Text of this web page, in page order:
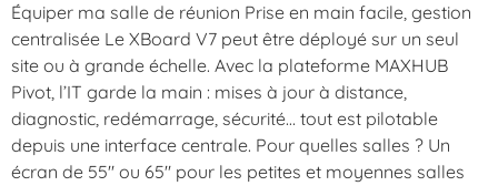
Équiper ma salle de réunion Prise en main facile, gestion
centralisée Le XBoard V7 peut être déployé sur un seul
site ou à grande échelle. Avec la plateforme MAXHUB
Pivot, l’IT garde la main : mises à jour à distance,
diagnostic, redémarrage, sécurité… tout est pilotable
depuis une interface centrale. Pour quelles salles ? Un
écran de 55″ ou 65″ pour les petites et moyennes salles